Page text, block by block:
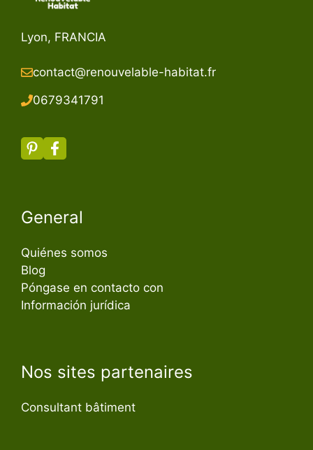
Lyon, FRANCIA
contact@renouvelable-habitat.fr
0679341791
General
Quiénes somos
Blog
Póngase en contacto con
Información jurídica
Nos sites partenaires
Consultant bâtiment